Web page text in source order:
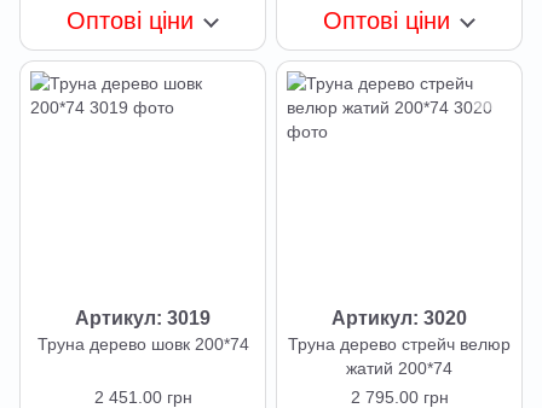
Оптові ціни Оптові ціни
Артикул: 3019
Труна дерево шовк 200*74
2 451.00 грн
Артикул: 3020
Труна дерево стрейч велюр
жатий 200*74
2 795.00 грн